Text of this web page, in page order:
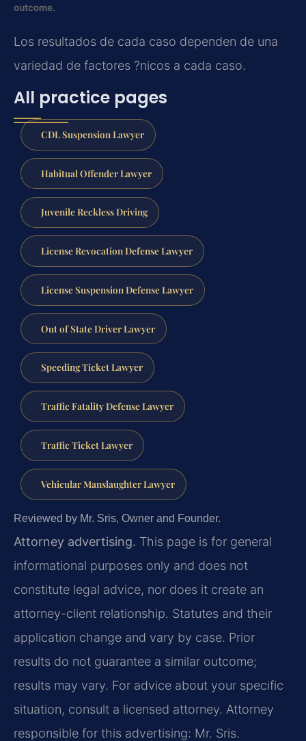
outcome.
Los resultados de cada caso dependen de una
variedad de factores ?nicos a cada caso.
All practice pages
CDL Suspension Lawyer
Habitual Offender Lawyer
Juvenile Reckless Driving
License Revocation Defense Lawyer
License Suspension Defense Lawyer
Out of State Driver Lawyer
Speeding Ticket Lawyer
Traffic Fatality Defense Lawyer
Traffic Ticket Lawyer
Vehicular Manslaughter Lawyer
Reviewed by Mr. Sris, Owner and Founder.
Attorney advertising. This page is for general
informational purposes only and does not
constitute legal advice, nor does it create an
attorney-client relationship. Statutes and their
application change and vary by case. Prior
results do not guarantee a similar outcome;
results may vary. For advice about your specific
situation, consult a licensed attorney. Attorney
responsible for this advertising: Mr. Sris.